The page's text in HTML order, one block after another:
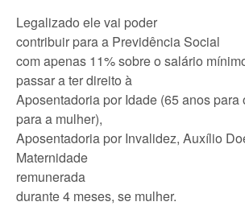
Legalizado ele vai poder
contribuir para a Previdência Social
com apenas 11% sobre o salário
passar a ter direito à
Aposentadoria por Idade (65 anos para
para a mulher),
Aposentadoria por Invalidez, Auxílio
Maternidade
remunerada
durante 4 meses, se mulher.